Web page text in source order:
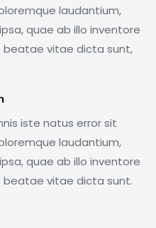
laudantium,
quae ab illo inventore
vitae dicta sunt,
iste natus error sit
laudantium,
quae ab illo inventore
vitae dicta sunt.